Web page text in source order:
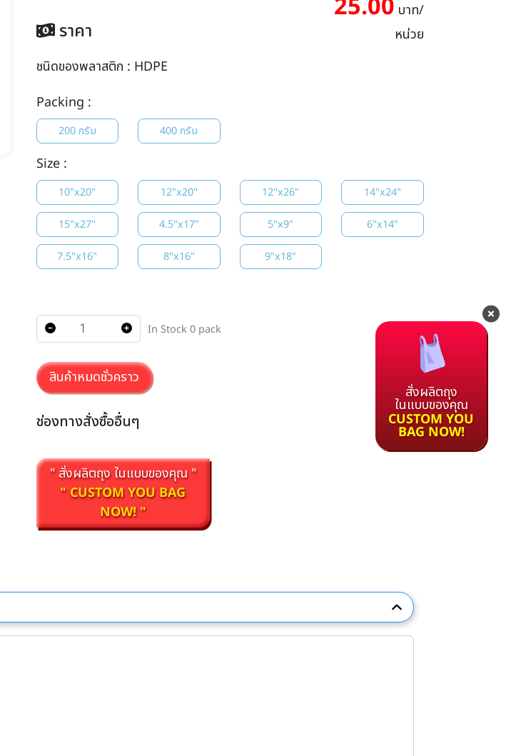
ราคา
25.00 บาท/
หน่วย
ชนิดของพลาสติก : HDPE
Packing :
200 กรัม 400 กรัม
Size :
10"x20" 12"x20" 12"x26" 14"x24"
15"x27" 4.5"x17" 5"x9" 6"x14"
7.5"x16" 8"x16" 9"x18"
In Stock 0 pack
สินค้าหมดชั่วคราว
ช่องทางสั่งซื้ออื่นๆ
" สั่งผลิตถุง ในแบบของคุณ "
" CUSTOM YOU BAG
NOW! "
สั่งผลิตถุง
ในแบบของคุณ
CUSTOM YOU
BAG NOW!